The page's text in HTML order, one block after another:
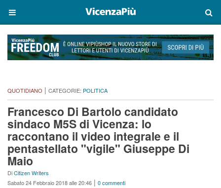
QUOTIDIANO | CATEGORIE: POLITICA
Francesco Di Bartolo candidato
sindaco M5S di Vicenza: lo
raccontano il video integrale e il
pentastellato "vigile" Giuseppe Di
Maio
DiCitizen Writers
Sabato 24 Febbraio 2018 alle 20:46 | 0 commenti